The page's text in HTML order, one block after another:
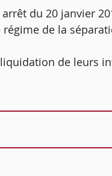
du 20 janvier
de la
de leurs